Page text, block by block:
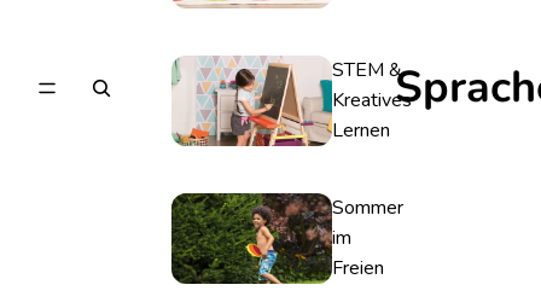
STEM &
Kreatives
Lernen
Sommer
im
Freien